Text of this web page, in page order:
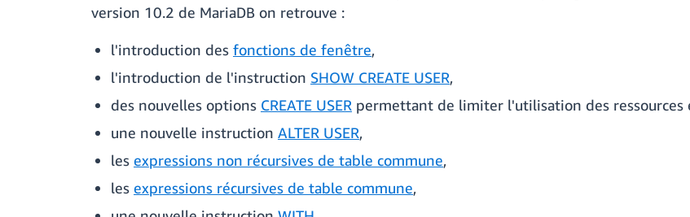
version 10.2 de MariaDB on retrouve :
l'introduction des fonctions de fenêtre,
l'introduction de l'instruction SHOW CREATE USER,
des nouvelles options CREATE USER permettant de limiter l'utilisation des ressources
une nouvelle instruction ALTER USER,
les expressions non récursives de table commune,
les expressions récursives de table commune,